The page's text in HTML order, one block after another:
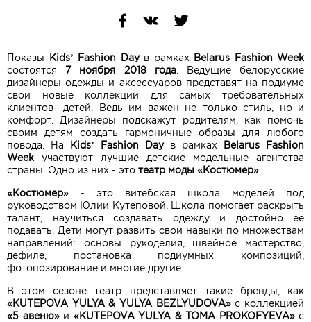
Показы Kids’ Fashion Dayв рамках Belarus Fashion Week
состоятся 7 ноября 2018 года. Ведущие белорусские
дизайнеры одежды и аксессуаров представят на подиуме
свои новые коллекции для самых требовательных
клиентов- детей. Ведь им важен не только стиль, но и
комфорт. Дизайнеры подскажут родителям, как помочь
своим детям создать гармоничные образы для любого
повода. На
Kids’ Fashion Dayв рамках
Belarus Fashion
Weekучаствуют лучшие детские модельные агентства
страны. Одно из них - это театр моды «Костюмер»
«Костюмер» - это витебская школа моделей под
руководством Юлии Кутеповой. Школа помогает раскрыть
талант, научиться создавать одежду и достойно её
подавать. Дети могут развить свои навыки по множествам
направлений: основы рукоделия, швейное мастерство,
дефиле, постановка подиумных композиций,
фотопозирование и многие другие.
В этом сезоне театр представляет такие бренды, как
«KUTEPOVA YULYA & YULYA BEZLYUDOVA»с коллекцией
«5 авеню»и «KUTEPOVA YULYA & TOMA PROKOFYEVA»с